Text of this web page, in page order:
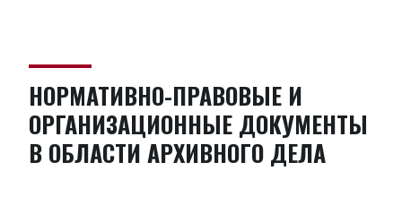
НОРМАТИВНО-ПРАВОВЫЕ И
ОРГАНИЗАЦИОННЫЕ ДОКУМЕНТЫ
В ОБЛАСТИ АРХИВНОГО ДЕЛА